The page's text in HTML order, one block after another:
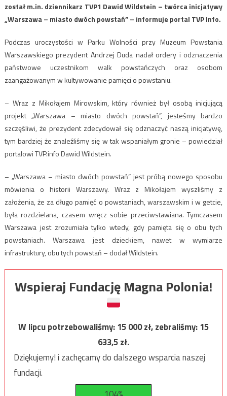
został m.in. dziennikarz TVP1 Dawid Wildstein – twórca inicjatywy
„Warszawa – miasto dwóch powstań” – informuje portal TVP Info.
Podczas uroczystości w Parku Wolności przy Muzeum Powstania
Warszawskiego prezydent Andrzej Duda nadał ordery i odznaczenia
państwowe uczestnikom walk powstańczych oraz osobom
zaangażowanym w kultywowanie pamięci o powstaniu.
– Wraz z Mikołajem Mirowskim, który również był osobą inicjującą
projekt „Warszawa – miasto dwóch powstań”, jesteśmy bardzo
szczęśliwi, że prezydent zdecydował się odznaczyć naszą inicjatywę,
tym bardziej że znaleźliśmy się w tak wspaniałym gronie – powiedział
portalowi TVP.info Dawid Wildstein.
– „Warszawa – miasto dwóch powstań” jest próbą nowego sposobu
mówienia o historii Warszawy. Wraz z Mikołajem wyszliśmy z
założenia, że za długo pamięć o powstaniach, warszawskim i w getcie,
była rozdzielana, czasem wręcz sobie przeciwstawiana. Tymczasem
Warszawa jest zrozumiała tylko wtedy, gdy pamięta się o obu tych
powstaniach. Warszawa jest dzieckiem, nawet w wymiarze
infrastruktury, obu tych powstań – dodał Wildstein.
Wspieraj Fundację Magna Polonia!
W lipcu potrzebowaliśmy:15 000zł, zebraliśmy:15
633,5zł.
Dziękujemy! i zachęcamy do dalszego wsparcia naszej
fundacji.